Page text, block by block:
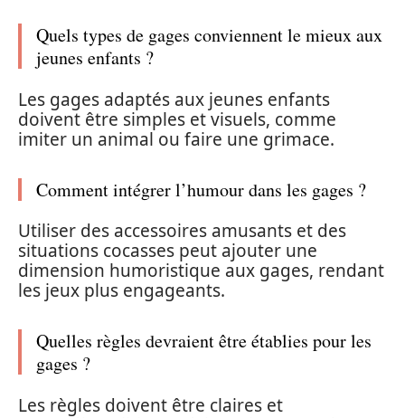
Quels types de gages conviennent le mieux aux
jeunes enfants ?
Les gages adaptés aux jeunes enfants
doivent être simples et visuels, comme
imiter un animal ou faire une grimace.
Comment intégrer l’humour dans les gages ?
Utiliser des accessoires amusants et des
situations cocasses peut ajouter une
dimension humoristique aux gages, rendant
les jeux plus engageants.
Quelles règles devraient être établies pour les
gages ?
Les règles doivent être claires et